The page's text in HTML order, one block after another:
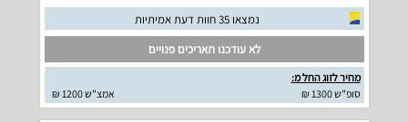
נמצאו 35 חוות דעת אמיתיות
לא עודכנו תאריכים פנויים
מחיר לזוג החל מ:
סופ"ש 1300 ₪
אמצ"ש 1200 ₪